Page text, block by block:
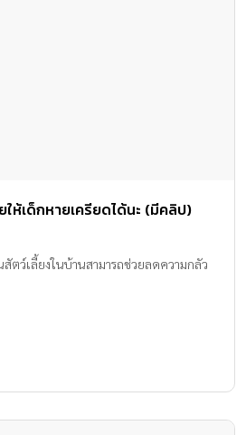
ห้เด็กหายเครียดได้นะ (มีคลิป)
ตว์เลี้ยงในบ้านสามารถช่วยลดความกลัว